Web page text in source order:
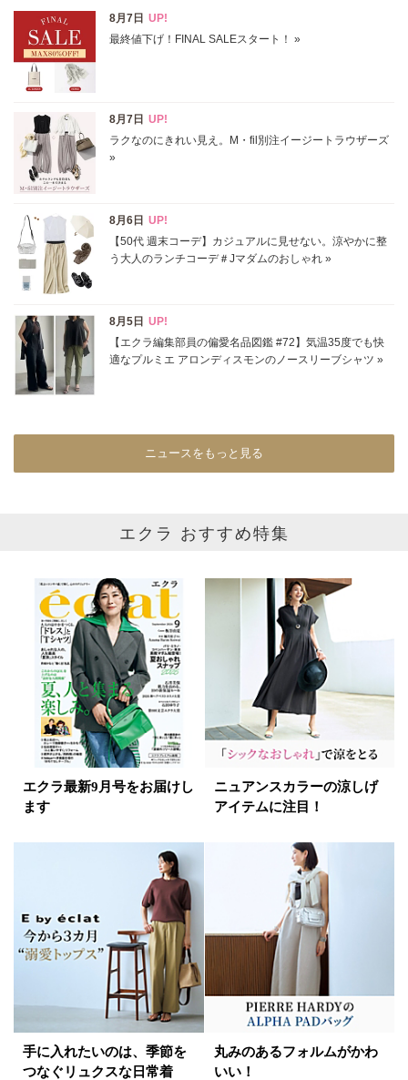
表示オプション
SALE商品 予約品
再入荷
在庫あり
ホワイト ブラック グレー
ベージュ
グリーン
ニュースをもっと見る
エクラ おすすめ特集
エクラ最新9月号をお届けし
ます
ニュアンスカラーの涼しげ
アイテムに注目！
手に入れたいのは、季節を
つなぐリュクスな日常着
丸みのあるフォルムがかわ
いい！